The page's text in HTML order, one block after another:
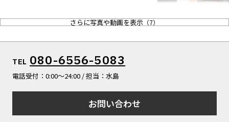
掲載のお問い合わせ
床はモノトーン メイクスペース
さらに写真や動画を表示 （7）
TEL 080-6556-5083
電話受付：0:00〜24:00 / 担当：水島
お問い合わせ